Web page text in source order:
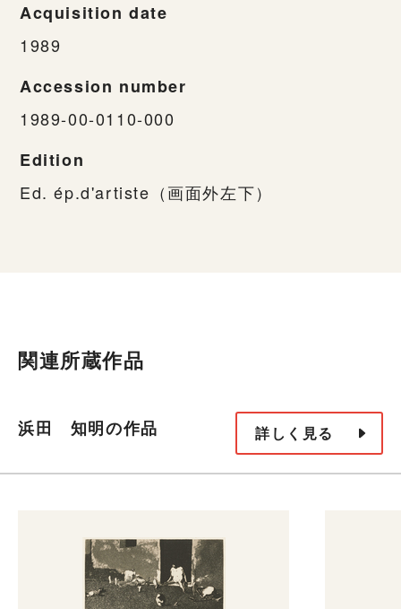
Acquisition date
1989
Accession number
1989-00-0110-000
Edition
Ed. ép.d'artiste（画面外左下）
関連所蔵作品
浜田 知明の作品 詳しく見る